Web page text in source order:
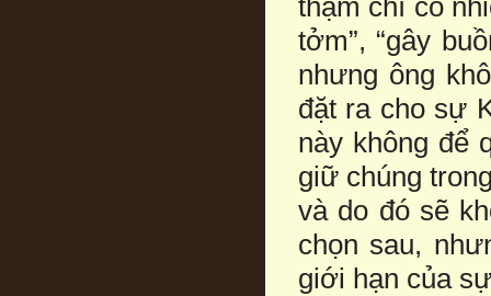
thậm chí có
tởm”, “gây
nhưng ông
đặt ra cho sự
này không để
giữ chúng
và do đó sẽ
chọn sau,
giới hạn của